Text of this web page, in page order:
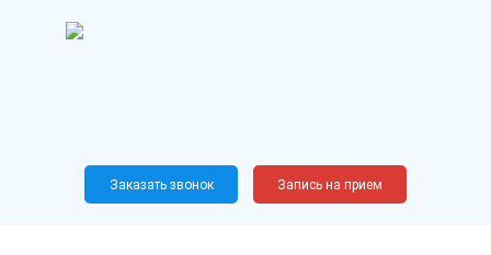
Новослободская, 62, к12
Заказать звонок Запись на прием